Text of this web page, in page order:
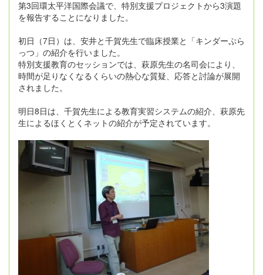
第3回環太平洋国際会議で、特別支援プロジェクトから3演題
を報告することになりました。
初日（7日）は、安井と千賀先生で臨床授業と「キンダーぷら
っつ」の紹介を行いました。
特別支援教育のセッションでは、萩原先生の名司会により、
時間が足りなくなるくらいの熱心な質疑、応答と討論が展開
されました。
明日8日は、千賀先生による教育実習システムの紹介、萩原先
生によるほくとくネットの紹介が予定されています。